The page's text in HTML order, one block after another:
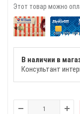
Этот товар можно
В наличии в
Консультант